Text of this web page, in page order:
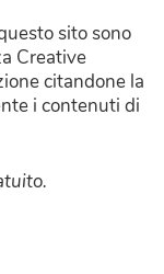
sito sono
Creative
citandone la
i contenuti di